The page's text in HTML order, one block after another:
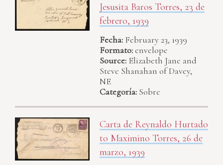
Jesusita Baros Torres, 23 de
febrero, 1939
Fecha: February 23, 1939
Formato:envelope
Source: Elizabeth Jane and
Steve Shanahan of Davey,
NE
Categoría: Sobre
Carta de Reynaldo Hurtado
to Maximino Torres, 26 de
marzo, 1939